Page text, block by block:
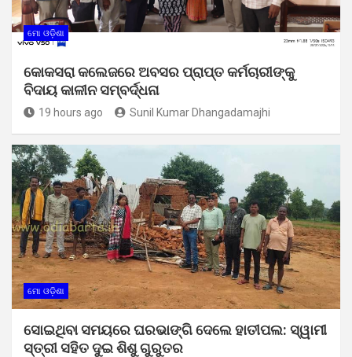
ମୋ ଓଡ଼ିଶା
କୋକସରା କଲେଜରେ ଅବସର ପ୍ରାପ୍ତ କର୍ମଚାରୀଙ୍କୁ
ବିଦାୟ କାଳୀନ ସମ୍ବର୍ଦ୍ଧନା
19 hours ago Sunil Kumar Dhangadamajhi
ମୋ ଓଡ଼ିଶା
ସୋଇଥିବା ସମୟରେ ଘରଭାଙ୍ଗି ଦେଲେ ହାତୀପଲ: ସ୍ୱାମୀ
ସ୍ତ୍ରୀ ସହିତ ଦୁଇ ଶିଶୁ ଗୁରୁତର